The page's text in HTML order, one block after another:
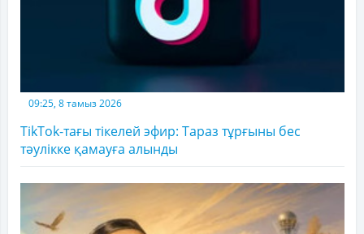
09:25, 8 тамыз 2026
TikTok-тағы тікелей эфир: Тараз тұрғыны бес
тәулікке қамауға алынды